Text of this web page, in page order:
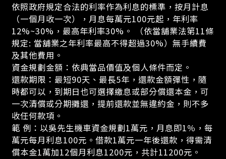
依照政府規定合法的利率作為利息的標準，按月計息
（一個月收一次），月息每萬元100元起，年利率
12%~30%，最高年利率30%。 （依當舖業法第11條
規定: 當舖業之年利率最高不得超過30%）無手續費
及其他費用。
資金規劃金額：依典當品價值及個人條件而定。
還款期限：最短90天、最長5年，還款金額彈性，隨
時都可以，到期日也可選擇繳息或部分償還本金，可
一次清償或分期攤還，提前還款並無違約金，則不多
收任何款項。
範 例：以吳先生機車資金規劃1萬元，月息即1％，每
萬元每月利息100元。借款1萬元一年後還款，得需清
償本金1萬加12個月利息1200元，共計11200元。